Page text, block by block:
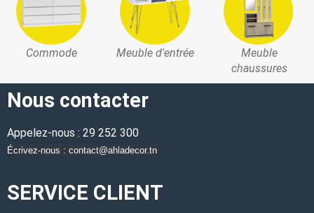
Commode Meuble d'entrée
Meuble
chaussures
Nous contacter
Appelez-nous : 29 252 300
Écrivez-nous : contact@ahladecor.tn
SERVICE CLIENT